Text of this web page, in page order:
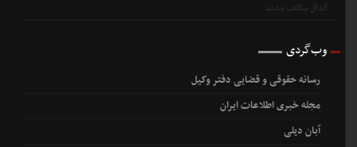
وب‌گردی
رسانه حقوقی و قضایی دفتر وکیل
مجله خبری اطلاعات ایران
آبان دیلی